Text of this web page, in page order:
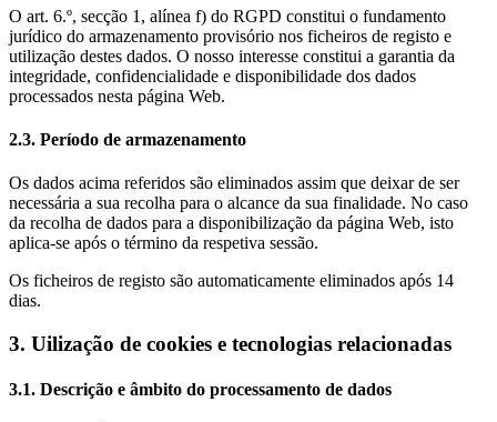
O art. 6.º, secção 1, alínea f) do RGPD constitui o fundamento
jurídico do armazenamento provisório nos ficheiros de registo e
utilização destes dados. O nosso interesse constitui a garantia da
integridade, confidencialidade e disponibilidade dos dados
processados nesta página Web.
2.3. Período de armazenamento
Os dados acima referidos são eliminados assim que deixar de ser
necessária a sua recolha para o alcance da sua finalidade. No caso
da recolha de dados para a disponibilização da página Web, isto
aplica-se após o término da respetiva sessão.
Os ficheiros de registo são automaticamente eliminados após 14
dias.
3. Uilização de cookies e tecnologias relacionadas
3.1. Descrição e âmbito do processamento de dados